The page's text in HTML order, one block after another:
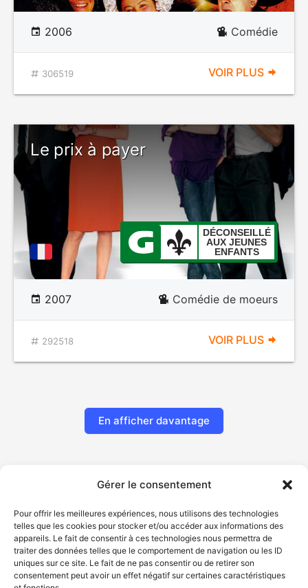
Gérer le consentement
Pour offrir les meilleures expériences, nous utilisons des technologies
telles que les cookies pour stocker et/ou accéder aux informations des
appareils. Le fait de consentir à ces technologies nous permettra de
traiter des données telles que le comportement de navigation ou les ID
uniques sur ce site. Le fait de ne pas consentir ou de retirer son
consentement peut avoir un effet négatif sur certaines caractéristiques
2006 Comédie
306519 VOIR PLUS
Le prix à payer
DÉCONSEILLÉ
AUX JEUNES
ENFANTS
2007 Comédie de moeurs
292518 VOIR PLUS
En afficher davantage
© Gouvernement du Québec, 2026